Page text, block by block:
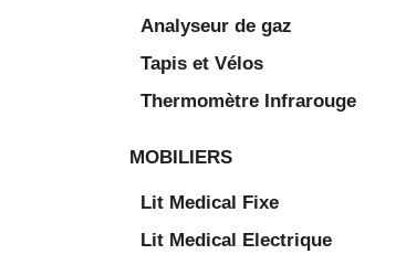
Analyseur de gaz
Tapis et Vélos
Thermomètre Infrarouge
MOBILIERS
Lit Medical Fixe
Lit Medical Electrique